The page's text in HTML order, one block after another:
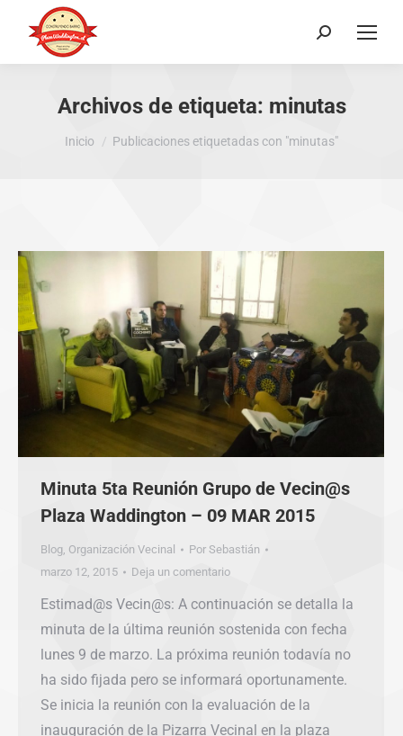
Buscar:
Archivos de etiqueta: minutas
Estás aquí:
Inicio Publicaciones etiquetadas con "minutas"
Minuta 5ta Reunión Grupo de Vecin@s
Plaza Waddington – 09 MAR 2015
Blog, Organización Vecinal Por Sebastián
marzo 12, 2015
Deja un comentario
Estimad@s Vecin@s: A continuación se detalla la
minuta de la última reunión sostenida con fecha
lunes 9 de marzo. La próxima reunión todavía no
ha sido fijada pero se informará oportunamente.
Se inicia la reunión con la evaluación de la
inauguración de la Pizarra Vecinal en la plaza